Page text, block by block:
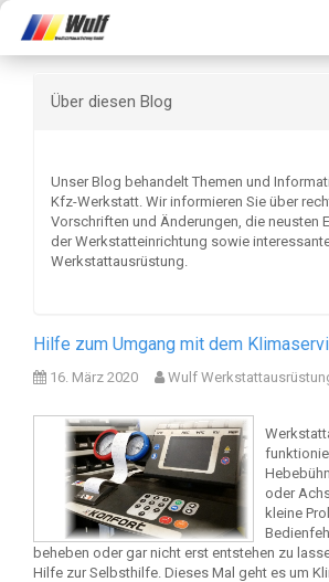
Über diesen Blog
Unser Blog behandelt Themen und
Kfz-Werkstatt. Wir informieren Sie über
Vorschriften und Änderungen, die neusten
der Werkstatteinrichtung sowie
Werkstattausrüstung.
Hilfe zum Umgang mit dem
16. März 2020 Wulf
oder
kleine
beheben oder gar nicht erst entstehen zu
Hilfe zur Selbsthilfe. Dieses Mal geht es um